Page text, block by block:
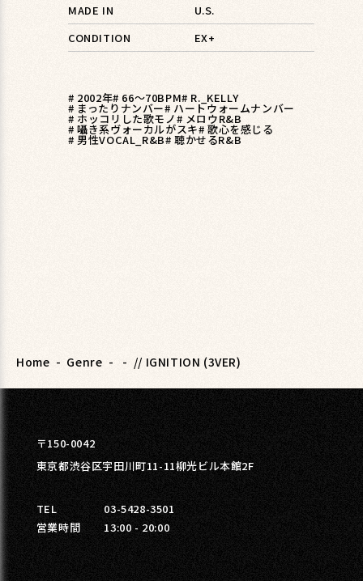
MADE IN
U.S.
CONDITION
EX+
# 2002年# 66〜70BPM# R._KELLY
# まったりナンバー# ハートウォームナンバー
# ホッコリした歌モノ# メロウR&B
# 囁き系ヴォーカルがスキ# 歌心を感じる
# 男性VOCAL_R&B# 聴かせるR&B
Home - Genre - - // IGNITION (3VER)
〒150-0042
東京都渋谷区宇田川町11-11柳光ビル本館2F
TEL
03-5428-3501
営業時間
13:00 - 20:00